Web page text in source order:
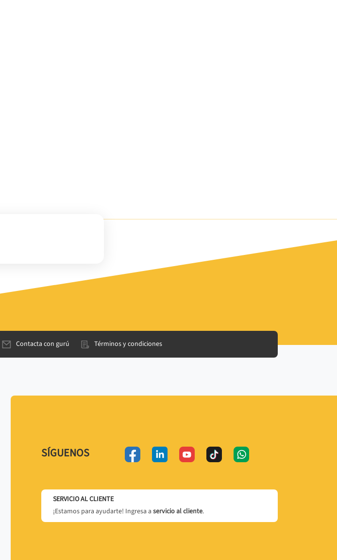
Contacta con gurú Términos y condiciones
SÍGUENOS
SERVICIO AL CLIENTE
¡Estamos para ayudarte! Ingresa a servicio al cliente.